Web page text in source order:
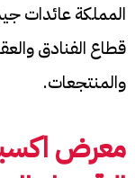
المملكة عائدات
قطاع الفنادق
والمنتجعات.